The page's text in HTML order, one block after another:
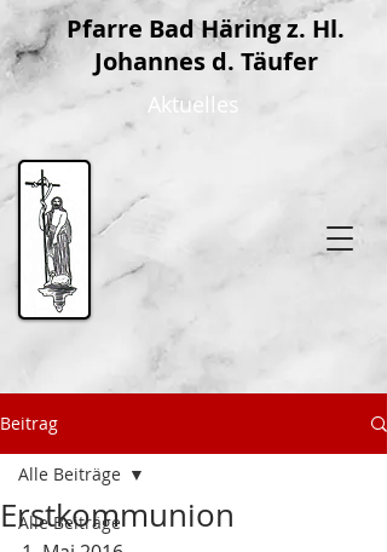
Pfarre Bad Häring z. Hl.
Johannes d. Täufer
Aktuelles
Beitrag
Alle Beiträge
Alle Beiträge
Erstkommunion